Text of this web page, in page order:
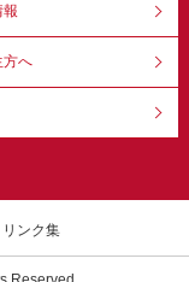
報
方へ
リンク集